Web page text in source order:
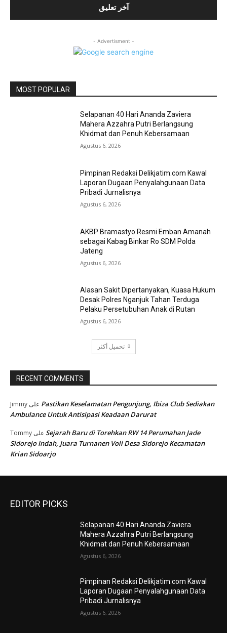
- Advertisment -
MOST POPULAR
Selapanan 40 Hari Ananda Zaviera
Mahera Azzahra Putri Berlangsung
Khidmat dan Penuh Kebersamaan
Agustus 6, 2026
Pimpinan Redaksi Delikjatim.com Kawal
Laporan Dugaan Penyalahgunaan Data
Pribadi Jurnalisnya
Agustus 6, 2026
AKBP Bramastyo Resmi Emban Amanah
sebagai Kabag Binkar Ro SDM Polda
Jateng
Agustus 6, 2026
Alasan Sakit Dipertanyakan, Kuasa Hukum
Desak Polres Nganjuk Tahan Terduga
Pelaku Persetubuhan Anak di Rutan
Agustus 6, 2026
تحميل أكثر
RECENT COMMENTS
Jimmy
Pastikan Keselamatan Pengunjung, Ibiza Club Sediakan
Ambulance Untuk Antisipasi Keadaan Darurat
Tommy
Sejarah Baru di Torehkan RW 14 Perumahan Jade
Sidorejo Indah, Juara Turnanen Voli Desa Sidorejo Kecamatan
Krian Sidoarjo
EDITOR PICKS
Selapanan 40 Hari Ananda Zaviera
Mahera Azzahra Putri Berlangsung
Khidmat dan Penuh Kebersamaan
Agustus 6, 2026
Pimpinan Redaksi Delikjatim.com Kawal
Laporan Dugaan Penyalahgunaan Data
Pribadi Jurnalisnya
Agustus 6, 2026